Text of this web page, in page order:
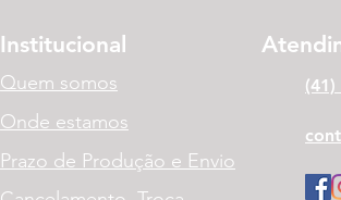
Institucional
Quem somos (41)
Onde estamos
Prazo de Produção e Envio